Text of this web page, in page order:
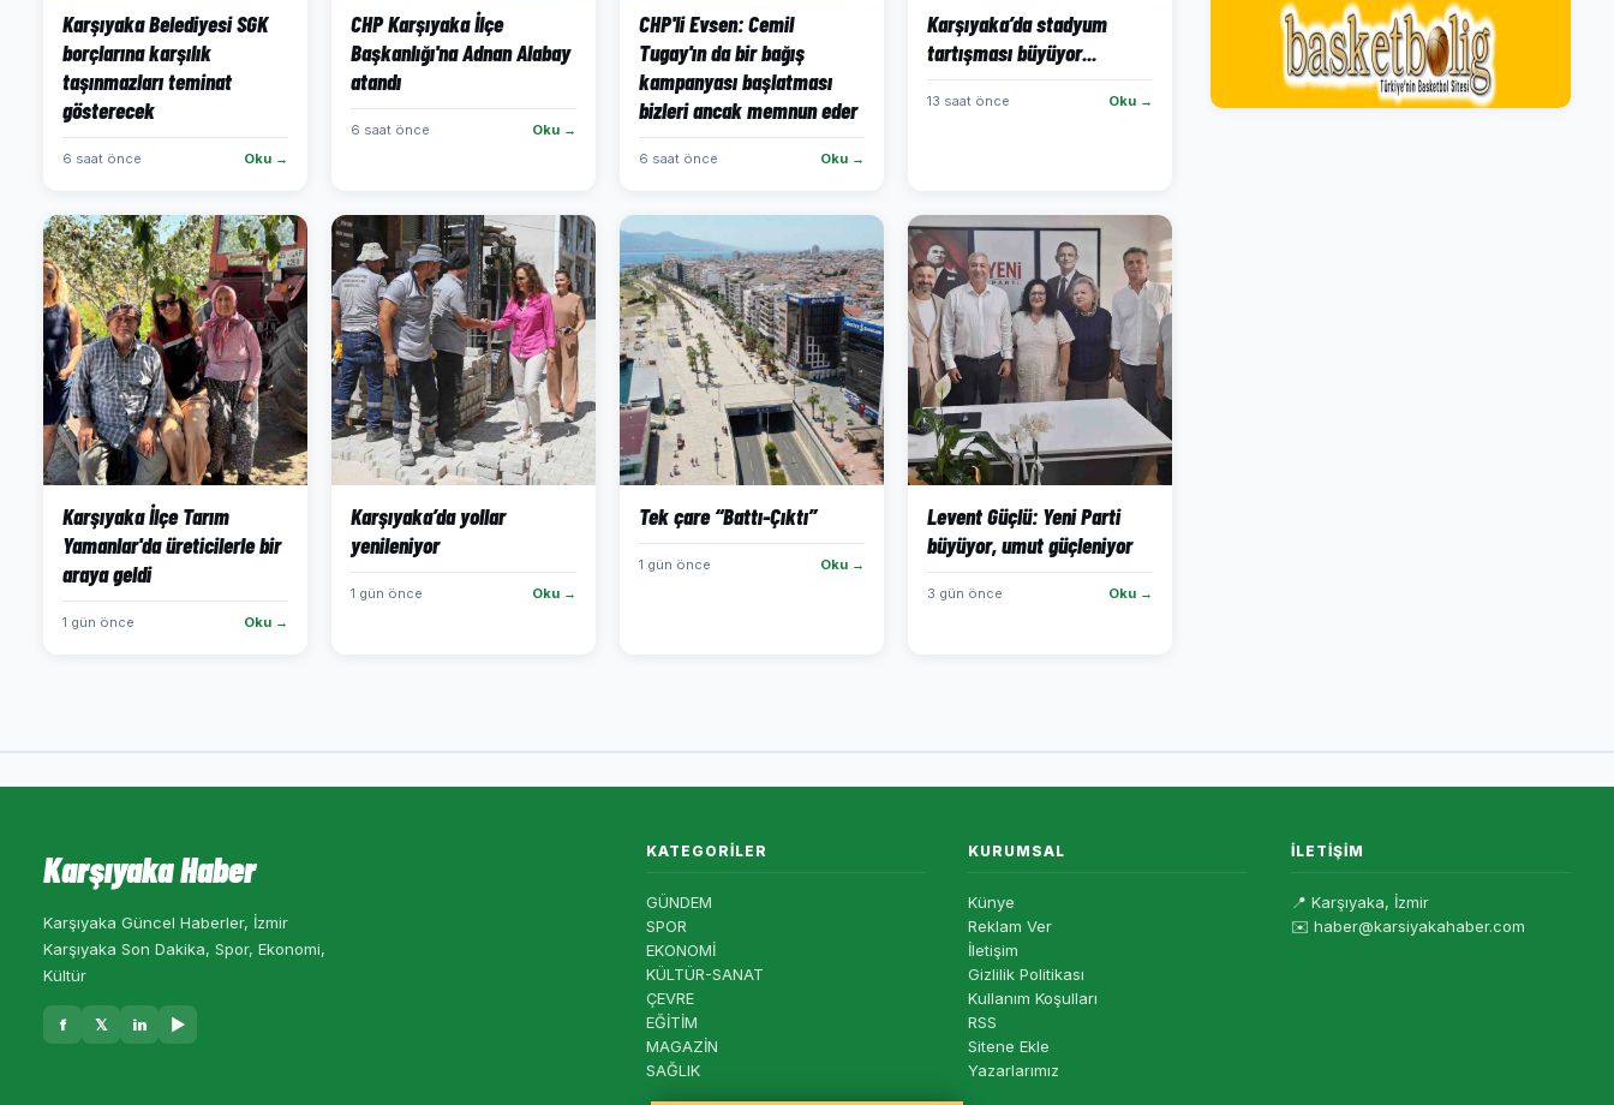
Karşıyaka Belediyesi SGK
borçlarına karşılık
taşınmazları teminat
gösterecek
6 saat önce Oku →
CHP Karşıyaka İlçe
Başkanlığı'na Adnan Alabay
atandı
6 saat önce Oku →
CHP'li Evsen: Cemil
Tugay'ın da bir bağış
kampanyası başlatması
bizleri ancak memnun eder
6 saat önce Oku →
Karşıyaka’da stadyum
tartışması büyüyor...
13 saat önce Oku →
Karşıyaka İlçe Tarım
Yamanlar'da üreticilerle bir
araya geldi
1 gün önce Oku →
Karşıyaka’da yollar
yenileniyor
1 gün önce Oku →
Tek çare “Battı-Çıktı”
1 gün önce Oku →
Levent Güçlü: Yeni Parti
büyüyor, umut güçleniyor
3 gün önce Oku →
Karşıyaka Haber
Karşıyaka Güncel Haberler, İzmir
Karşıyaka Son Dakika, Spor, Ekonomi,
Kültür
f 𝕏 in ▶
KATEGORILER
GÜNDEM
SPOR
EKONOMİ
KÜLTÜR-SANAT
ÇEVRE
EĞİTİM
MAGAZİN
SAĞLIK
KURUMSAL
Künye
Reklam Ver
İletişim
Gizlilik Politikası
Kullanım Koşulları
RSS
Sitene Ekle
Yazarlarımız
İLETIŞIM
📍 Karşıyaka, İzmir
✉️ haber@karsiyakahaber.com